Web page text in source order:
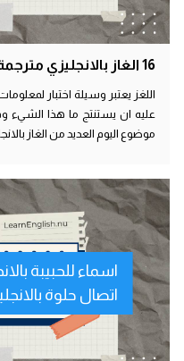
16 الغاز بالانجليزي مترجمة الغاز للاذكياء
اللغز يعتبر وسيلة اختبار
عليه ان يستنتج ما هذا
موضوع اليوم العديد من الغاز
اسماء للحبيبة
اتصال حلوة